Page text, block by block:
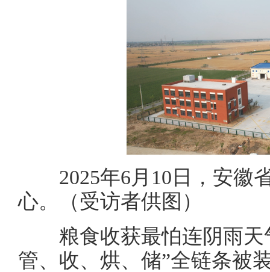
2025年6月10日，安徽
心。（受访者供图）
粮食收获最怕连阴雨天
管、收、烘、储”全链条被